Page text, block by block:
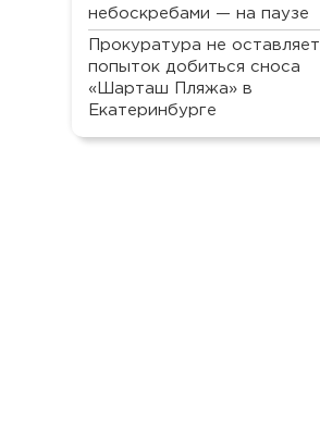
небоскребами — на паузе
Прокуратура не оставляет
попыток добиться сноса
«Шарташ Пляжа» в
Екатеринбурге